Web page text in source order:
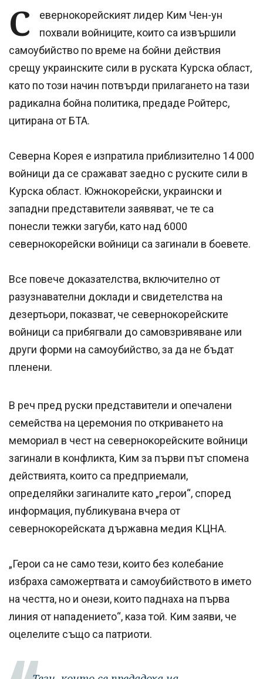
С
евернокорейският лидер Ким Чен-ун
похвали войниците, които са извършили
самоубийство по време на бойни действия
срещу украинските сили в руската Курска област,
като по този начин потвърди прилагането на тази
радикална бойна политика, предаде Ройтерс,
цитирана от БТА.
Северна Корея е изпратила приблизително 14 000
войници да се сражават заедно с руските сили в
Курска област. Южнокорейски, украински и
западни представители заявяват, че те са
понесли тежки загуби, като над 6000
севернокорейски войници са загинали в боевете.
Все повече доказателства, включително от
разузнавателни доклади и свидетелства на
дезертьори, показват, че севернокорейските
войници са прибягвали до самовзривяване или
други форми на самоубийство, за да не бъдат
пленени.
В реч пред руски представители и опечалени
семейства на церемония по откриването на
мемориал в чест на севернокорейските войници
загинали в конфликта, Ким за първи път спомена
действията, които са предприемали,
определяйки загиналите като „герои“, според
информация, публикувана вчера от
севернокорейската държавна медия КЦНА.
„Герои са не само тези, които без колебание
избраха саможертвата и самоубийството в името
на честта, но и онези, които паднаха на първа
линия от нападението“, каза той. Ким заяви, че
оцелелите също са патриоти.